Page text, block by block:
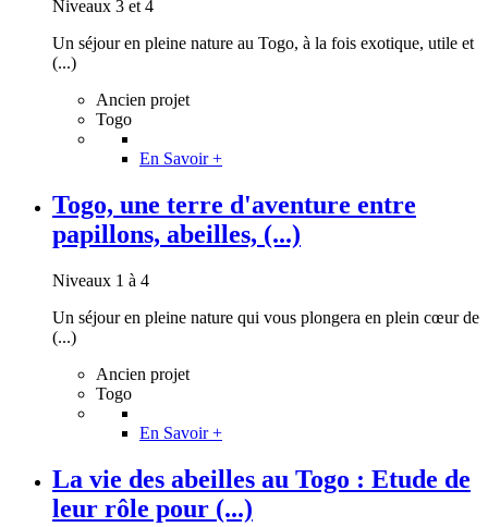
Niveaux 3 et 4
Un séjour en pleine nature au Togo, à la fois exotique, utile et
(...)
Ancien projet
Togo
En Savoir +
Togo, une terre d'aventure entre
papillons, abeilles, (...)
Niveaux 1 à 4
Un séjour en pleine nature qui vous plongera en plein cœur de
(...)
Ancien projet
Togo
En Savoir +
La vie des abeilles au Togo : Etude de
leur rôle pour (...)